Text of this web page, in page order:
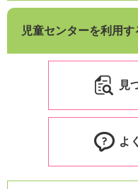
児童センターを利用
見
よ